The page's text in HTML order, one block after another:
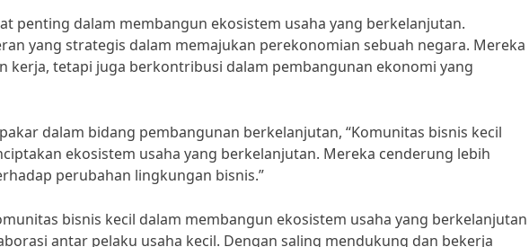
penting dalam membangun ekosistem usaha yang berkelanjutan.
yang strategis dalam memajukan perekonomian sebuah negara. Mereka
kerja, tetapi juga berkontribusi dalam pembangunan ekonomi yang
dalam bidang pembangunan berkelanjutan, “Komunitas bisnis kecil
ekosistem usaha yang berkelanjutan. Mereka cenderung lebih
perubahan lingkungan bisnis.”
bisnis kecil dalam membangun ekosistem usaha yang berkelanjutan
antar pelaku usaha kecil. Dengan saling mendukung dan bekerja